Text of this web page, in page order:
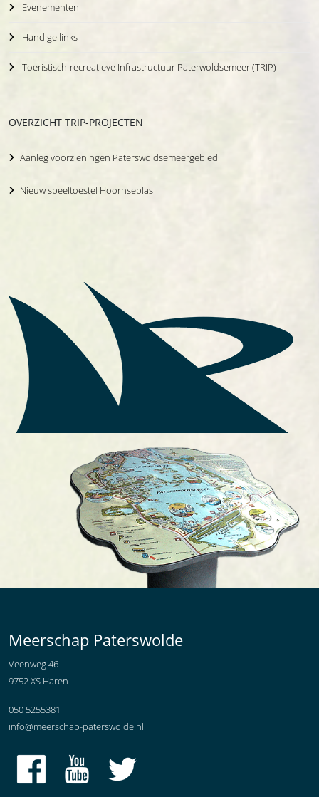
Evenementen
Handige links
Toeristisch-recreatieve Infrastructuur Paterwoldsemeer (TRIP)
OVERZICHT TRIP-PROJECTEN
Aanleg voorzieningen Paterswoldsemeergebied
Nieuw speeltoestel Hoornseplas
Meerschap Paterswolde
Veenweg 46
9752 XS Haren
050 5255381
info@meerschap-paterswolde.nl